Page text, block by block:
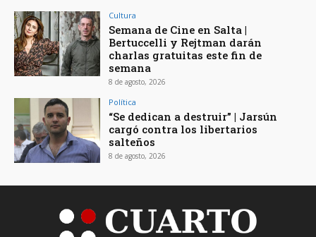
Cultura
Semana de Cine en Salta |
Bertuccelli y Rejtman darán
charlas gratuitas este fin de
semana
8 de agosto, 2026
Política
“Se dedican a destruir” | Jarsún
cargó contra los libertarios
salteños
8 de agosto, 2026